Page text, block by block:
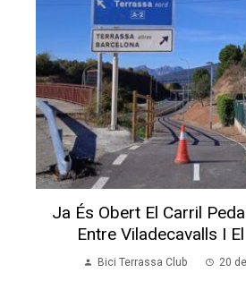
Ja És Obert El Carril
Entre Viladecavalls I
Bici Terrassa Club 20